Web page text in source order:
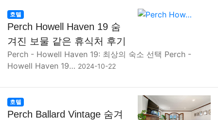
호텔
Perch Howell Haven 19 숨
겨진 보물 같은 휴식처 후기
Perch - Howell Haven 19: 최상의 숙소 선택 Perch -
Howell Haven 19… 2024-10-22
호텔
Perch Ballard Vintage 숨겨